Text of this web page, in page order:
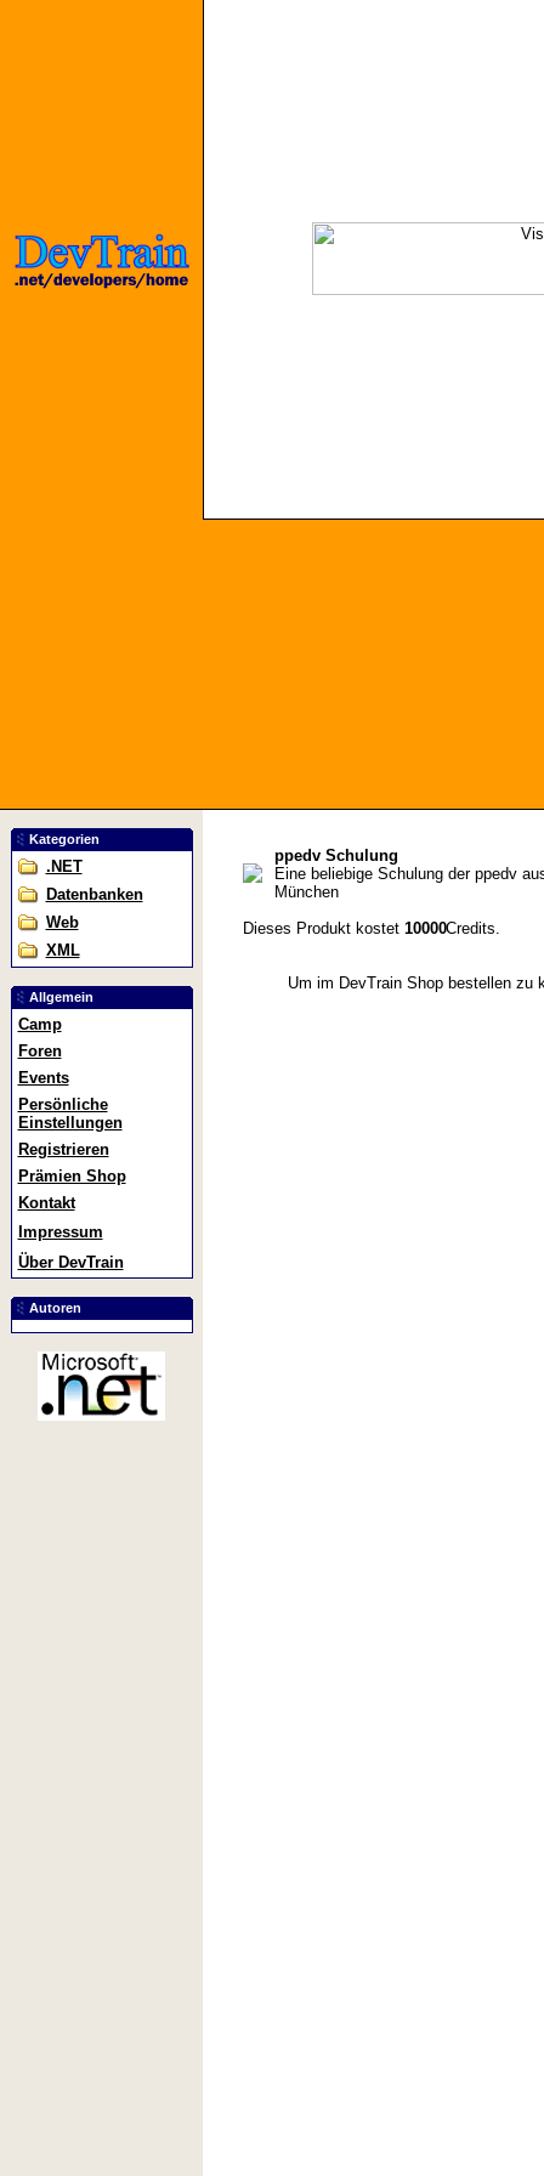
Kategorien
.NET
Datenbanken
Web
XML
Allgemein
Camp
Foren
Events
Persönliche
Einstellungen
Registrieren
Prämien Shop
Kontakt
Impressum
Über DevTrain
Autoren
ppedv Schulung
Eine beliebige Schulung der ppedv
München
Dieses Produkt kostet 10000Credits.
Um im DevTrain Shop bestellen zu